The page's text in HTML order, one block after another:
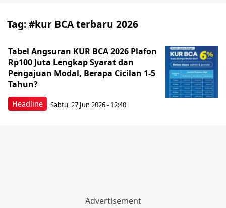
Tag:#kur BCA terbaru 2026
Headline
Tabel Angsuran KUR BCA 2026 Plafon
Rp100 Juta Lengkap Syarat dan
Pengajuan Modal, Berapa Cicilan 1-5
Tahun?
Sabtu, 27 Jun 2026 - 12:40